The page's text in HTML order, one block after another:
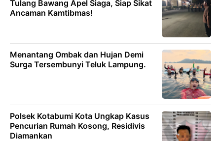
Tulang Bawang Apel Siaga, Siap Sikat
Ancaman Kamtibmas!
Menantang Ombak dan Hujan Demi
Surga Tersembunyi Teluk Lampung.
Polsek Kotabumi Kota Ungkap Kasus
Pencurian Rumah Kosong, Residivis
Diamankan